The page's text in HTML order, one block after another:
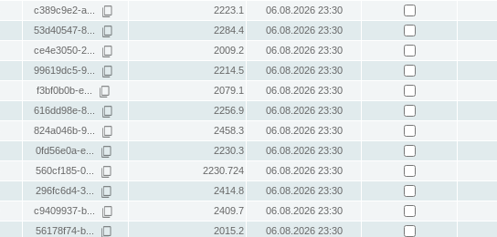
c389c9e2-a... 2223.1
06.08.2026 23:30
53d40547-8... 2284.4
06.08.2026 23:30
ce4e3050-2... 2009.2
06.08.2026 23:30
99619dc5-9... 2214.5
06.08.2026 23:30
f3bf0b0b-e... 2079.1
06.08.2026 23:30
616dd98e-8... 2256.9
06.08.2026 23:30
824a046b-9... 2458.3
06.08.2026 23:30
0fd56e0a-e... 2230.3
06.08.2026 23:30
560cf185-0... 2230.724
06.08.2026 23:30
296fc6d4-3... 2414.8
06.08.2026 23:30
c9409937-b... 2409.7
06.08.2026 23:30
56178f74-b... 2015.2
06.08.2026 23:30